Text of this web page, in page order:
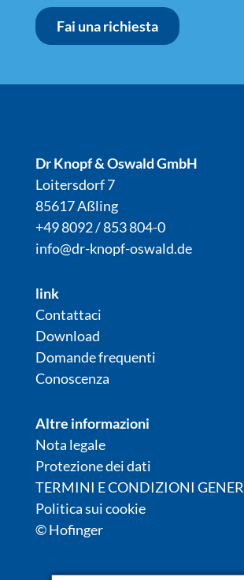
Fai una richiesta
Dr Knopf & Oswald GmbH
Loitersdorf 7
85617 Aßling
+49 8092 / 853 804-0
info@dr-knopf-oswald.de
link
Contattaci
Download
Domande frequenti
Conoscenza
Altre informazioni
Nota legale
Protezione dei dati
TERMINI E CONDIZIONI
Politica sui cookie
© Hofinger